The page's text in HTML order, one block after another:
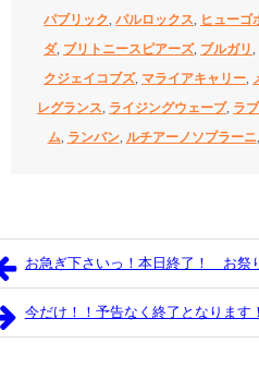
パブリック, パルロックス, ヒューゴ
ダ, ブリトニースピアーズ, ブルガリ,
クジェイコブズ, マライアキャリー,
レグランス, ライジングウェーブ, ラ
ム, ランバン, ルチアーノソプラーニ,
お急ぎ下さいっ！本日終了！ お祭
今だけ！！予告なく終了となりま